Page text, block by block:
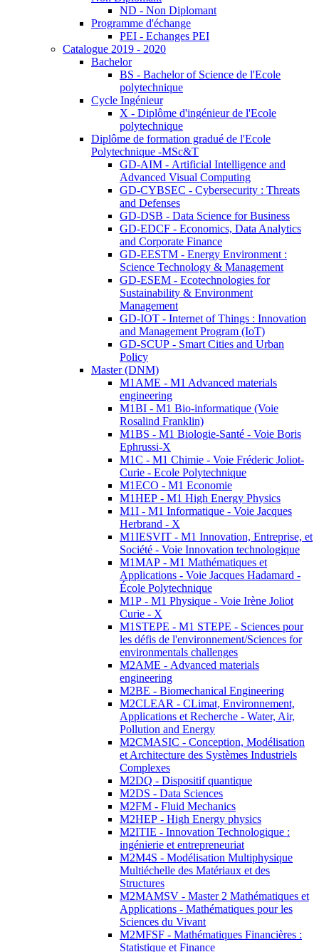
ND - Non Diplomant
Programme d'échange
PEI - Echanges PEI
Catalogue 2019 - 2020
Bachelor
BS - Bachelor of Science de l'Ecole
polytechnique
Cycle Ingénieur
X - Diplôme d'ingénieur de l'Ecole
polytechnique
Diplôme de formation gradué de l'Ecole
Polytechnique -MSc&T
GD-AIM - Artificial Intelligence and
Advanced Visual Computing
GD-CYBSEC - Cybersecurity : Threats
and Defenses
GD-DSB - Data Science for Business
GD-EDCF - Economics, Data Analytics
and Corporate Finance
GD-EESTM - Energy Environment :
Science Technology & Management
GD-ESEM - Ecotechnologies for
Sustainability & Environment
Management
GD-IOT - Internet of Things : Innovation
and Management Program (IoT)
GD-SCUP - Smart Cities and Urban
Policy
Master (DNM)
M1AME - M1 Advanced materials
engineering
M1BI - M1 Bio-informatique (Voie
Rosalind Franklin)
M1BS - M1 Biologie-Santé - Voie Boris
Ephrussi-X
M1C - M1 Chimie - Voie Fréderic Joliot-
Curie - Ecole Polytechnique
M1ECO - M1 Economie
M1HEP - M1 High Energy Physics
M1I - M1 Informatique - Voie Jacques
Herbrand - X
M1IESVIT - M1 Innovation, Entreprise, et
Société - Voie Innovation technologique
M1MAP - M1 Mathématiques et
Applications - Voie Jacques Hadamard -
École Polytechnique
M1P - M1 Physique - Voie Irène Joliot
Curie - X
M1STEPE - M1 STEPE - Sciences pour
les défis de l'environnement/Sciences for
environmentals challenges
M2AME - Advanced materials
engineering
M2BE - Biomechanical Engineering
M2CLEAR - CLimat, Environnement,
Applications et Recherche - Water, Air,
Pollution and Energy
M2CMASIC - Conception, Modélisation
et Architecture des Systèmes Industriels
Complexes
M2DQ - Dispositif quantique
M2DS - Data Sciences
M2FM - Fluid Mechanics
M2HEP - High Energy physics
M2ITIE - Innovation Technologique :
ingénierie et entrepreneuriat
M2M4S - Modélisation Multiphysique
Multiéchelle des Matériaux et des
Structures
M2MAMSV - Master 2 Mathématiques et
Applications - Mathématiques pour les
Sciences du Vivant
M2MFSF - Mathématiques Financières :
Statistique et Finance